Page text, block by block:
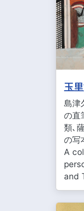
玉
島津
の直
類､
の写
A
and